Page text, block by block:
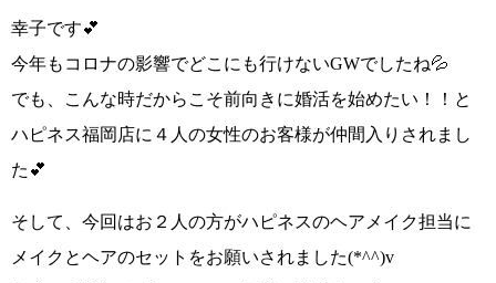
幸子です💕
今年もコロナの影響でどこにも行けないGWでしたね💦
でも、こんな時だからこそ前向きに婚活を始めたい！！ と
ハピネス福岡店に４人の女性のお客様が仲間入りされまし
た💕
そして、今回はお２人の方がハピネスのヘアメイク担当に
メイクとヘアのセットをお願いされました(*^^)v